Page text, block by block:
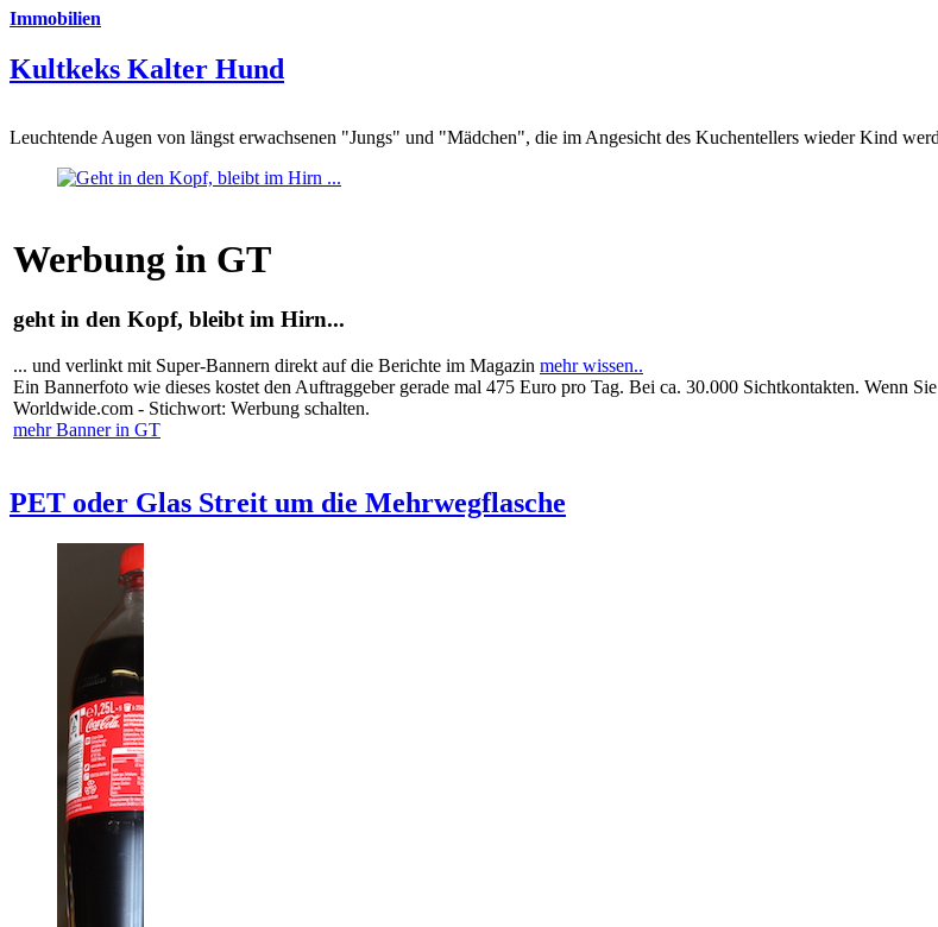
Immobilien
Kultkeks Kalter Hund
Leuchtende Augen von längst erwachsenen "Jungs" und "Mädchen", die im Angesicht des Kuchentellers wieder Kind
Werbung in GT
geht in den Kopf, bleibt im Hirn...
... und verlinkt mit Super-Bannern direkt auf die Berichte im Magazin mehr wissen..
Ein Bannerfoto wie dieses kostet den Auftraggeber gerade mal 475 Euro pro Tag. Bei ca. 30.000 Sichtkontakten. Wenn
Worldwide.com - Stichwort: Werbung schalten.
mehr Banner in GT
PET oder Glas Streit um die Mehrwegflasche